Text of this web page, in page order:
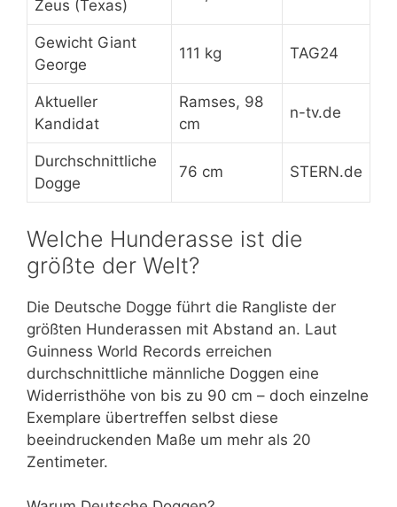
Zeus (Texas)
Gewicht Giant
George
111 kg TAG24
Aktueller
Kandidat
Ramses, 98
cm
n-tv.de
Durchschnittliche
Dogge
76 cm STERN.de
Welche Hunderasse ist die
größte der Welt?
Die Deutsche Dogge führt die Rangliste der
größten Hunderassen mit Abstand an. Laut
Guinness World Records erreichen
durchschnittliche männliche Doggen eine
Widerristhöhe von bis zu 90 cm – doch einzelne
Exemplare übertreffen selbst diese
beeindruckenden Maße um mehr als 20
Zentimeter.